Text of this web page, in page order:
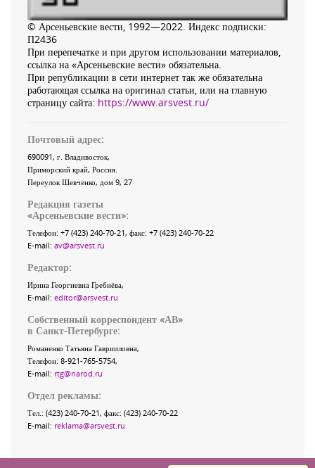
© Арсеньевские вести, 1992—2022. Индекс подписки:
П2436
При перепечатке и при другом использовании материалов,
ссылка на «Арсеньевские вести» обязательна.
При републикации в сети интернет так же обязательна
работающая ссылка на оригинал статьи, или на главную
страницу сайта: https://www.arsvest.ru/
Почтовый адрес:
690091, г. Владивосток,
Приморский край, Россия
Переулок Шевченко, дом 9, 27
Редакция газеты
«Арсеньевские вести»:
Телефон: +7 (423) 240-70-21, факс: +7 (423) 240-70-22
E-mail: av@arsvest.ru
Редактор:
Ирина Георгиевна Гребнёва,
E-mail: editor@arsvest.ru
Собственный корреспондент «АВ»
в Санкт-Петербурге:
Романенко Татьяна Гаврииловна,
Телефон: 8-921-765-5754,
E-mail: rtg@narod.ru
Отдел рекламы:
Тел.: (423) 240-70-21, факс: (423) 240-70-22
E-mail: reklama@arsvest.ru